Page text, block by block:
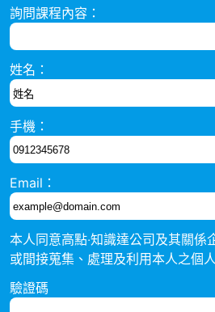
詢問課程內容：
姓名：
手機：
Email：
本人同意高點‧知識達公司及其關係
或間接蒐集、處理及利用本人之個
驗證碼